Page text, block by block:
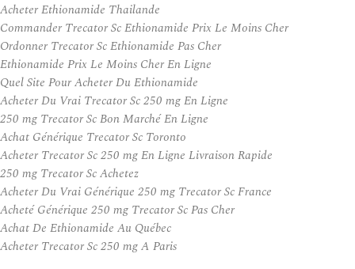
Acheter Ethionamide Thailande
Commander Trecator Sc Ethionamide Prix Le Moins Cher
Ordonner Trecator Sc Ethionamide Pas Cher
Ethionamide Prix Le Moins Cher En Ligne
Quel Site Pour Acheter Du Ethionamide
Acheter Du Vrai Trecator Sc 250 mg En Ligne
250 mg Trecator Sc Bon Marché En Ligne
Achat Générique Trecator Sc Toronto
Acheter Trecator Sc 250 mg En Ligne Livraison Rapide
250 mg Trecator Sc Achetez
Acheter Du Vrai Générique 250 mg Trecator Sc France
Acheté Générique 250 mg Trecator Sc Pas Cher
Achat De Ethionamide Au Québec
Acheter Trecator Sc 250 mg A Paris